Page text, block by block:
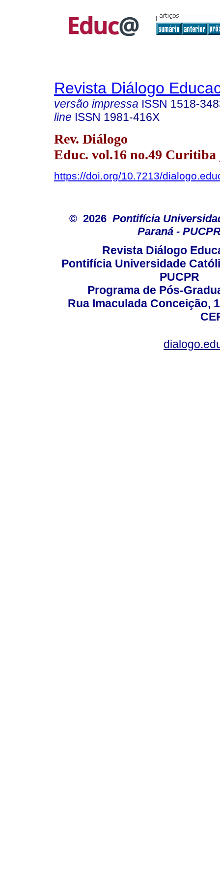
Revista Diálogo
versão impressa ISSN 1518-
line ISSN 1981-416X
Rev. Diálogo
Educ. vol.16 no.49 Curitiba
https://doi.org/10.7213/
© 2026 Pontifícia
Paraná -
Revista Diálogo
Pontifícia Universidade
PUCPR
Programa de Pós-
Rua Imaculada Conceição,